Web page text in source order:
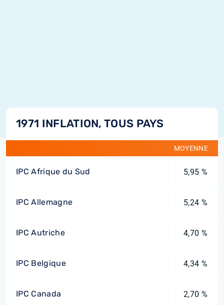
1971 INFLATION, TOUS PAYS
MOYENNE
IPC Afrique du Sud 5,95 %
IPC Allemagne 5,24 %
IPC Autriche 4,70 %
IPC Belgique 4,34 %
IPC Canada 2,70 %